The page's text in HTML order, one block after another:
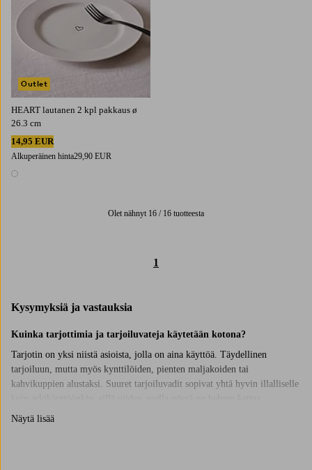
HEART lautanen 2 kpl pakkaus ø
26.3 cm
14,95 EUR
Alkuperäinen hinta29,90 EUR
1 väri
Outlet
Olet nähnyt 16 / 16 tuotteesta
1
Kysymyksiä ja vastauksia
Kuinka tarjottimia ja tarjoiluvateja käytetään kotona?
Tarjotin on yksi niistä asioista, jolla on aina käyttöä. Täydellinen
tarjoiluun, mutta myös kynttilöiden, pienten maljakoiden tai
kahvikuppien alustaksi. Suuret tarjoiluvadit sopivat yhtä hyvin illalliselle
tyylikkäästi.
Näytä lisää